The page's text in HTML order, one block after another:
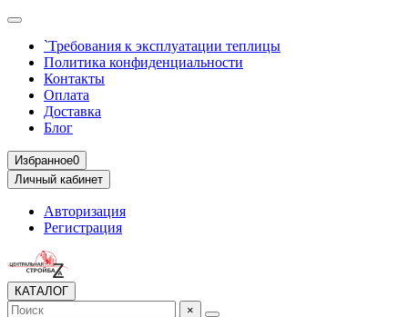
`Требования к эксплуатации теплицы
Политика конфиденциальности
Контакты
Оплата
Доставка
Блог
Избранное0
Личный кабинет
Авторизация
Регистрация
КАТАЛОГ
×